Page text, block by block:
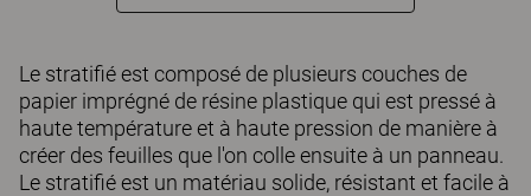
Le stratifié est composé de plusieurs couches de
papier imprégné de résine plastique qui est pressé à
haute température et à haute pression de manière à
créer des feuilles que l'on colle ensuite à un panneau.
Le stratifié est un matériau solide, résistant et facile à